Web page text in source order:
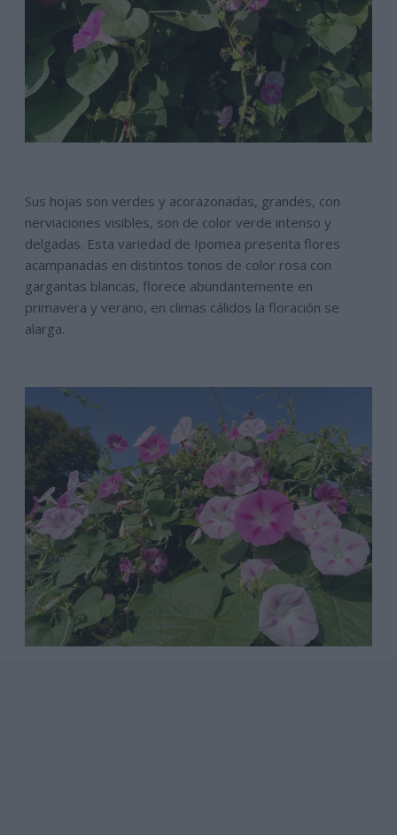
Sus hojas son verdes y acorazonadas, grandes, con
nerviaciones visibles, son de color verde intenso y
delgadas. Esta variedad de Ipomea presenta flores
acampanadas en distintos tonos de color rosa con
gargantas blancas, florece abundantemente en
primavera y verano, en climas cálidos la floración se
alarga.